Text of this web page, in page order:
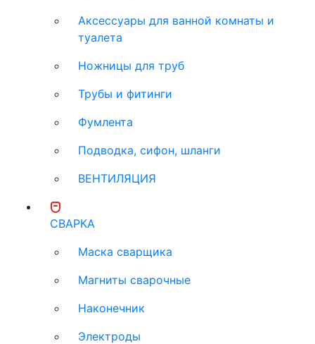
Аксессуары для ванной комнаты и
туалета
Ножницы для труб
Трубы и фитинги
Фумлента
Подводка, сифон, шланги
ВЕНТИЛЯЦИЯ
СВАРКА
Маска сварщика
Магниты сварочные
Наконечник
Электроды